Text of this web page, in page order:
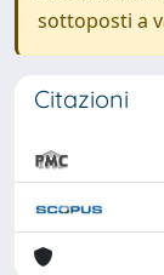
sottoposti a
Citazioni